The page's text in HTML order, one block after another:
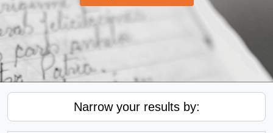
Narrow your results by: